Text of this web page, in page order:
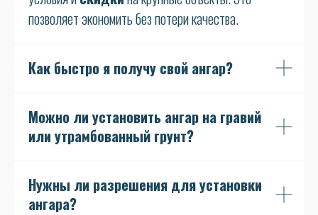
позволяет экономить без потери качества.
Как быстро я получу свой ангар?
Можно ли установить ангар на гравий
или утрамбованный грунт?
Нужны ли разрешения для установки
ангара?